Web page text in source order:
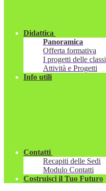
Didattica
Panoramica
Offerta formativa
I progetti delle classi
Attività e Progetti
Info utili
Contatti
Recapiti delle Sedi
Modulo Contatti
Costruisci il Tuo Futuro